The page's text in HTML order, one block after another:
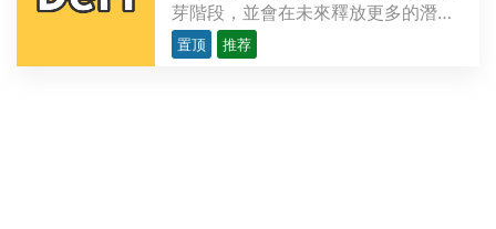
芽階段，並會在未來釋放更多的潛
力。越來越多的開發者研發複雜精密
的去中心化應用程序（dApps），為
置顶 推荐